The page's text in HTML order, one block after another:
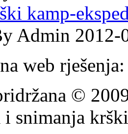
kamp-
Admin 2012-
web
©
snimanja